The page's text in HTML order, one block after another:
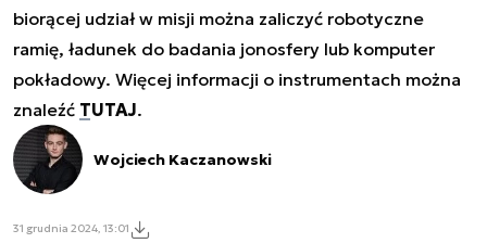
biorącej udział w misji można zaliczyć robotyczne
ramię, ładunek do badania jonosfery lub komputer
pokładowy. Więcej informacji o instrumentach można
znaleźć TUTAJ.
Wojciech Kaczanowski
31 grudnia 2024, 13:01